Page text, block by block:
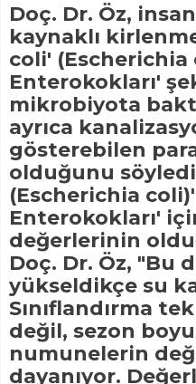
Doç. Dr. Öz,
kaynaklı
coli' (Escherichia
Enterokokları'
mikrobiyota
ayrıca
gösterebilen
olduğunu
(Escherichia
Enterokokları'
değerlerinin
Doç. Dr. Öz, "Bu
yükseldikçe su
Sınıflandırma
değil, sezon
numunelerin
dayanıyor.